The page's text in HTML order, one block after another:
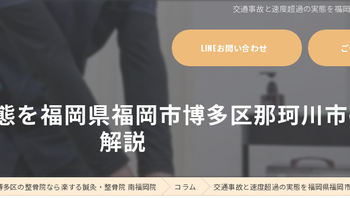
交通事故と速度超過の実態を福
LINEお問い合わせ
を福岡県福岡市博多区那珂川
解説
多区の整骨院なら楽する鍼灸・整骨院 南福岡院 コラム 交通事故と速度超過の実態を福岡県福岡